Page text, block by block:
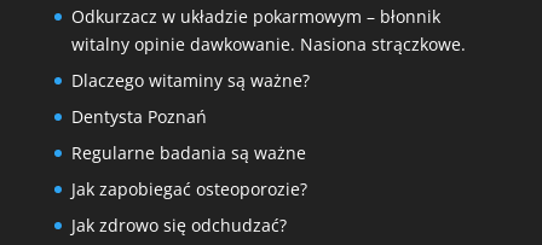
Odkurzacz w układzie pokarmowym – błonnik
witalny opinie dawkowanie. Nasiona strączkowe.
Dlaczego witaminy są ważne?
Dentysta Poznań
Regularne badania są ważne
Jak zapobiegać osteoporozie?
Jak zdrowo się odchudzać?